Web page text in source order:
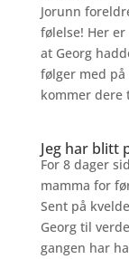
Jorunn
følelse! Her
at Georg
følger med
kommer dere
Jeg har blitt
For 8 dager
mamma for
Sent på
Georg til
gangen har